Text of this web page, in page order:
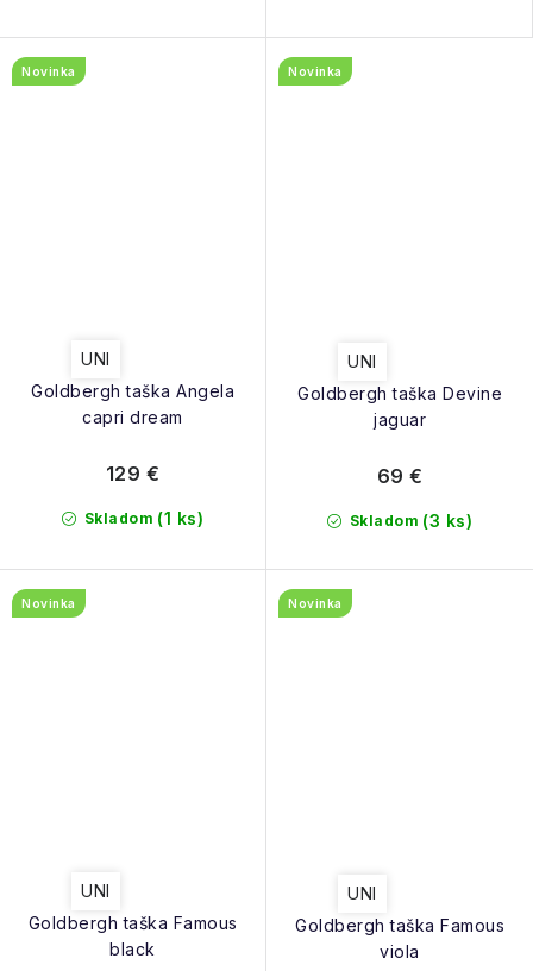
Goldbergh taška Angela
capri dream
Novinka
UNI
Skladom (1 ks)
129 €
Goldbergh taška Devine
jaguar
Novinka
UNI
Skladom (3 ks)
69 €
Goldbergh taška Famous
black
Novinka
UNI
Goldbergh taška Famous
viola
Novinka
UNI